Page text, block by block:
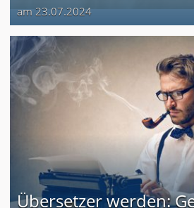
am 23.07.2024
Übersetzer werden: